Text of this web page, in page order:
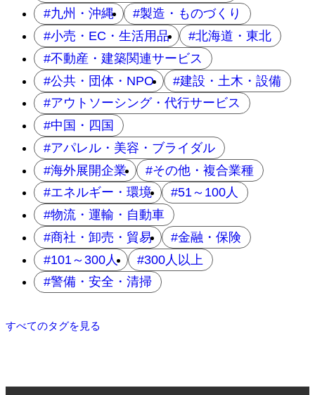
九州・沖縄
製造・ものづくり
小売・EC・生活用品
北海道・東北
不動産・建築関連サービス
公共・団体・NPO
建設・土木・設備
アウトソーシング・代行サービス
中国・四国
アパレル・美容・ブライダル
海外展開企業
その他・複合業種
エネルギー・環境
51～100人
物流・運輸・自動車
商社・卸売・貿易
金融・保険
101～300人
300人以上
警備・安全・清掃
すべてのタグを見る